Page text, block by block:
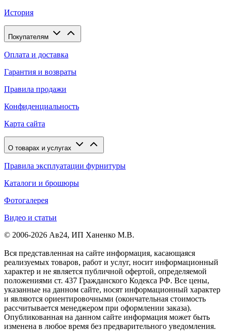
История
Покупателям
Оплата и доставка
Гарантия и возвраты
Правила продажи
Конфиденциальность
Карта сайта
О товарах и услугах
Правила эксплуатации фурнитуры
Каталоги и брошюры
Фотогалерея
Видео и статьи
© 2006-2026 Ав24, ИП Ханенко М.В.
Вся представленная на сайте информация, касающаяся
реализуемых товаров, работ и услуг, носит информационный
характер и не является публичной офертой, определяемой
положениями ст. 437 Гражданского Кодекса РФ. Все цены,
указанные на данном сайте, носят информационный характер
и являются ориентировочными (окончательная стоимость
рассчитывается менеджером при оформлении заказа).
Опубликованная на данном сайте информация может быть
изменена в любое время без предварительного уведомления.